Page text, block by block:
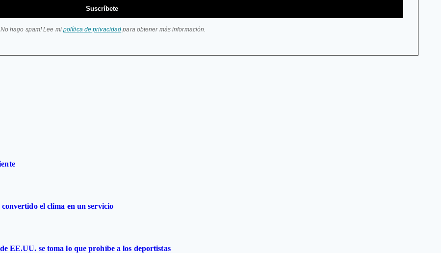
Suscríbete
hago spam! Lee mi política de privacidad para obtener más información.
el clima en un servicio
EE.UU. se toma lo que prohíbe a los deportistas